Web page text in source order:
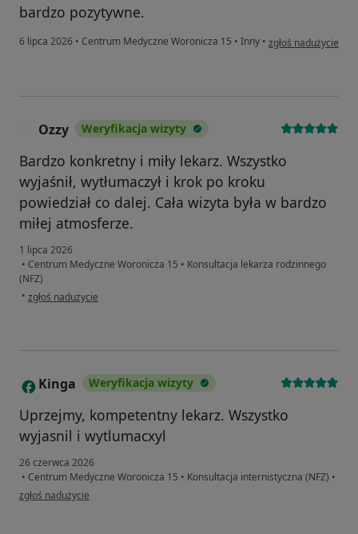
bardzo pozytywne.
6 lipca 2026 • Centrum Medyczne Woronicza 15 • Inny • w opinii
zgłoś nadużycie
Ozzy Weryfikacja wizyty
Bardzo konkretny i miły lekarz. Wszystko
wyjaśnił, wytłumaczył i krok po kroku
powiedział co dalej. Cała wizyta była w bardzo
miłej atmosferze.
1 lipca 2026
• Centrum Medyczne Woronicza 15 • Konsultacja lekarza rodzinnego
(NFZ)
• w opinii użytkownika Ozzy
zgłoś nadużycie
K Kinga Weryfikacja wizyty
Uprzejmy, kompetentny lekarz. Wszystko
wyjasnil i wytlumacxyl
26 czerwca 2026
• Centrum Medyczne Woronicza 15 • Konsultacja internistyczna (NFZ) •
w opinii użytkownika Kinga
zgłoś nadużycie